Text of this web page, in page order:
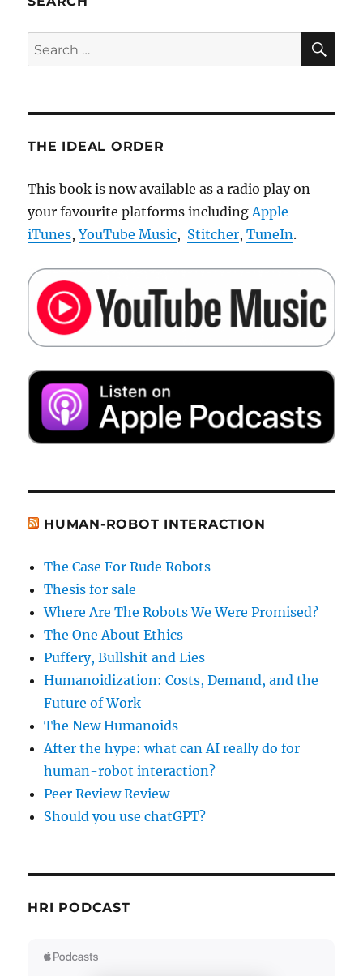
Search
for:
THE IDEAL ORDER
This book is now available as a radio play on
your favourite platforms includingApple
iTunes,YouTube Music, Stitcher,TuneIn.
HUMAN-ROBOT INTERACTION
The Case For Rude Robots
Thesis for sale
Where Are The Robots We Were Promised?
The One About Ethics
Puffery, Bullshit and Lies
Humanoidization: Costs, Demand, and the
Future of Work
The New Humanoids
After the hype: what can AI really do for
human-robot interaction?
Peer Review Review
Should you use chatGPT?
HRI PODCAST